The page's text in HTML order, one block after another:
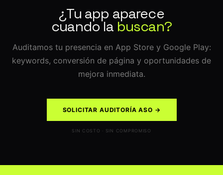
¿Tu app aparece
cuando la buscan?
Auditamos tu presencia en App Store y Google Play:
keywords, conversión de página y oportunidades de
mejora inmediata.
SOLICITAR AUDITORÍA ASO →
SIN COSTO · SIN COMPROMISO